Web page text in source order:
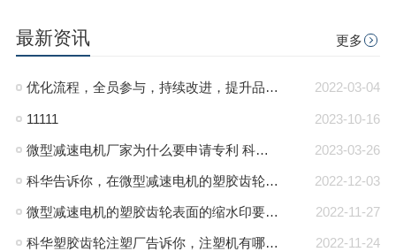
最新资讯 更多
2022-03-04
优化流程，全员参与，持续改进，提升品质管里系统
2023-10-16
11111
2023-03-26
微型减速电机厂家为什么要申请专利 科华微型减速电机
2022-12-03
科华告诉你，在微型减速电机的塑胶齿轮注塑过程中塑胶齿轮内产生气泡的原因和解决办法
2022-11-27
微型减速电机的塑胶齿轮表面的缩水印要如何解决？-科华微型减速电机厂
2022-11-24
科华塑胶齿轮注塑厂告诉你，注塑机有哪些种类